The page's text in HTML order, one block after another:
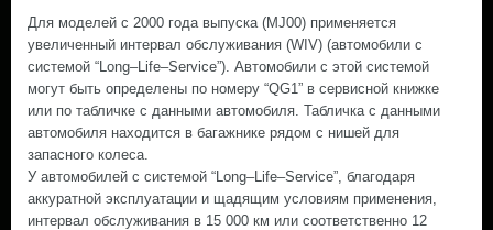
Для моделей с 2000 года выпуска (MJ00) применяется
увеличенный интервал обслуживания (WIV) (автомобили с
системой “Long–Life–Service”). Автомобили с этой системой
могут быть определены по номеру “QG1” в сервисной книжке
или по табличке с данными автомобиля. Табличка с данными
автомобиля находится в багажнике рядом с нишей для
запасного колеса.
У автомобилей с системой “Long–Life–Service”, благодаря
аккуратной эксплуатации и щадящим условиям применения,
интервал обслуживания в 15 000 км или соответственно 12